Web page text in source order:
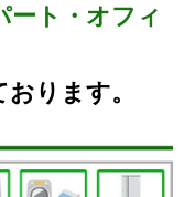
ート・オフィ
ります。